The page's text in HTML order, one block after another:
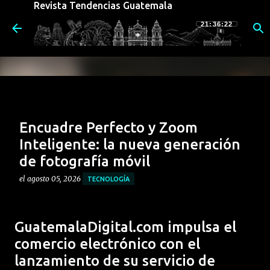
Revista Tendencias Guatemala
21:36:23
Encuadre Perfecto y Zoom
Inteligente: la nueva generación
de fotografía móvil
el agosto 05, 2026 TECNOLOGÍA
sólo destaca por sus componentes físicos, sino por la
integración de funciones inteligentes diseñadas para
aprovechar al máximo su formato plegable,
GuatemalaDigital.com impulsa el
comercio electrónico con el
lanzamiento de su servicio de